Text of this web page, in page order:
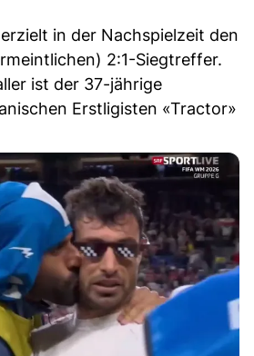
in der Nachspielzeit den
2:1-Siegtreffer.
ist der 37-jährige
Erstligisten «Tractor»